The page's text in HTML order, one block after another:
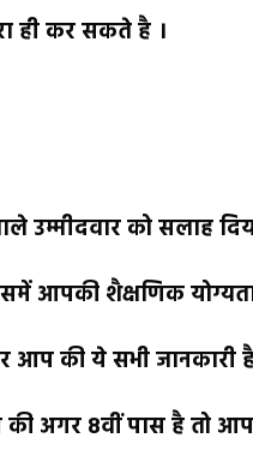
ही कर सकते है ।
उम्मीदवार को सलाह
आपकी शैक्षणिक
अगर आप की ये सभी
अगर 8वीं पास है तो